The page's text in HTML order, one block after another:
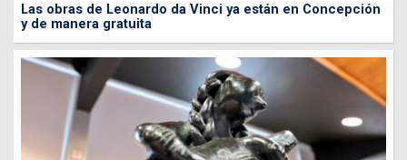
Las obras de Leonardo da Vinci ya están en Concepción
y de manera gratuita